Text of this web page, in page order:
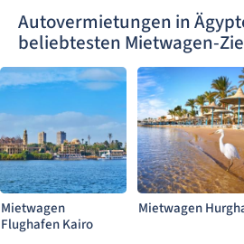
Autovermietungen in
beliebtesten Mietwagen-
Mietwagen
Flughafen Kairo
Mietwagen